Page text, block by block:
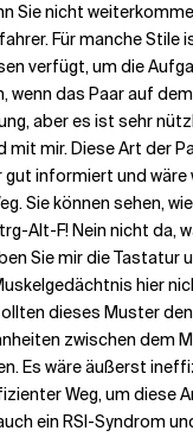
Sie nicht
Für manche
verfügt, um die
das Paar auf
aber es ist sehr
mit mir. Diese Art der
informiert und
Sie können sehen,
Alt-F! Nein nicht da,
Sie mir die
hier
dieses Muster
zwischen dem
Es wäre äußerst
Weg, um diese
ein RSI-Syndrom